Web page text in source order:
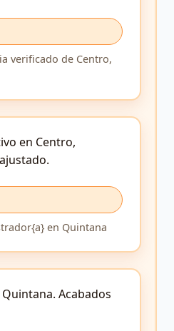
verificado de Centro,
en Centro,
en Quintana
Acabados